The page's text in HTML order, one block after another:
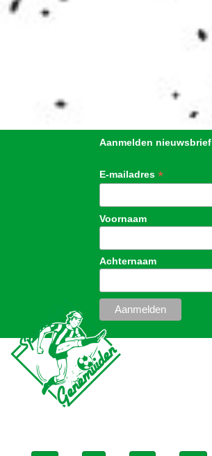
Aanmelden nieuwsbrief
E-mailadres*
Voornaam
Achternaam